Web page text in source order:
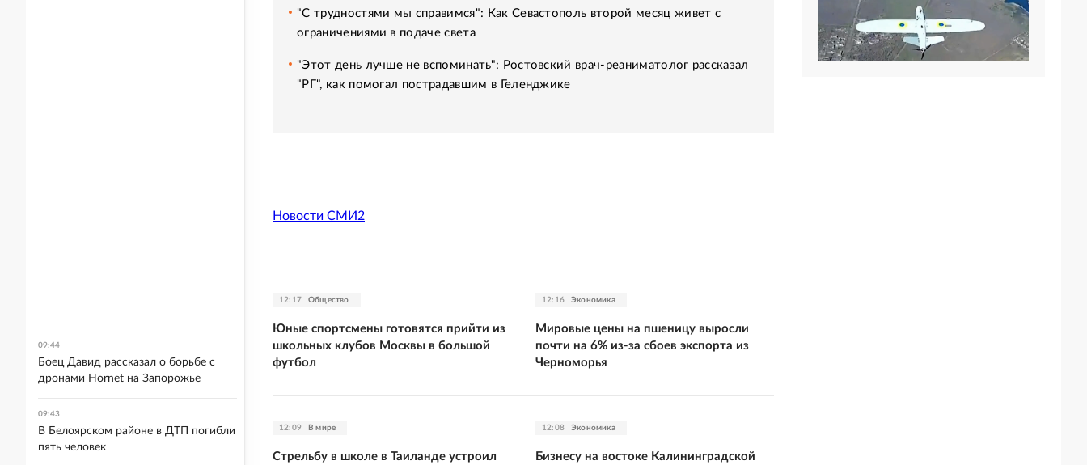
"С трудностями мы справимся": Как Севастополь второй месяц живет с
ограничениями в подаче света
"Этот день лучше не вспоминать": Ростовский врач-реаниматолог рассказал
"РГ", как помогал пострадавшим в Геленджике
Новости СМИ2
12:17 Общество
Юные спортсмены готовятся прийти из
школьных клубов Москвы в большой
футбол
12:16 Экономика
Мировые цены на пшеницу выросли
почти на 6% из-за сбоев экспорта из
Черноморья
12:09 В мире
Стрельбу в школе в Таиланде устроил
12:08 Экономика
Бизнесу на востоке Калининградской
09:44
Боец Давид рассказал о борьбе с
дронами Hornet на Запорожье
09:43
В Белоярском районе в ДТП погибли
пять человек